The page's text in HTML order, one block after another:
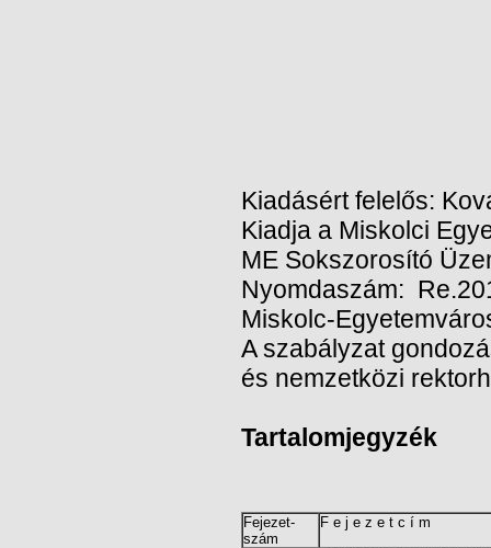
Kiadásért felelős:
Kiadja a Miskolci
ME Sokszorosító
Nyomdaszám:
Miskolc-
A szabályzat
és nemzetközi
Tartalomjegyzék
Fejezet-
szám
F e j e z e t c í m